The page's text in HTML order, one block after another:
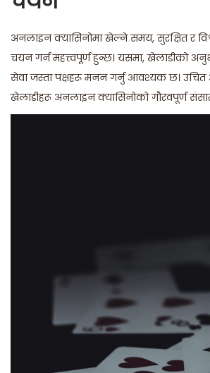
अनलाइन क्यासिनोमा खेल्ने समय, सुरक्षित र
चयन गर्न महत्त्वपूर्ण हुन्छ। यसमा, खेलाडीको
सेवा जस्ता पक्षहरू मनन गर्नु आवश्यक छ। उचित
खेलाडीहरू अनलाइन क्यासिनोको गौरवपूर्ण